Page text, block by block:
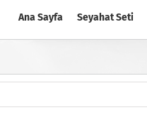
Ana Sayfa Seyahat Seti